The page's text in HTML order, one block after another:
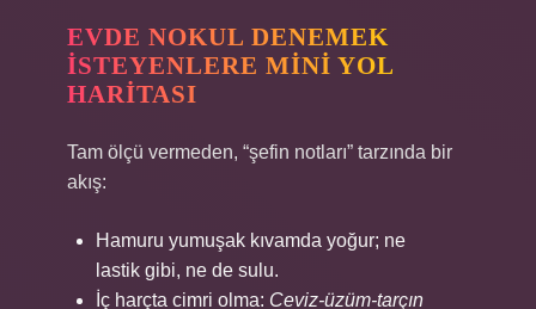
EVDE NOKUL DENEMEK
İSTEYENLERE MINI YOL
HARITASI
Tam ölçü vermeden, “şefin notları” tarzında bir
akış:
Hamuru yumuşak kıvamda yoğur; ne
lastik gibi, ne de sulu.
İç harçta cimri olma: Ceviz-üzüm-tarçın